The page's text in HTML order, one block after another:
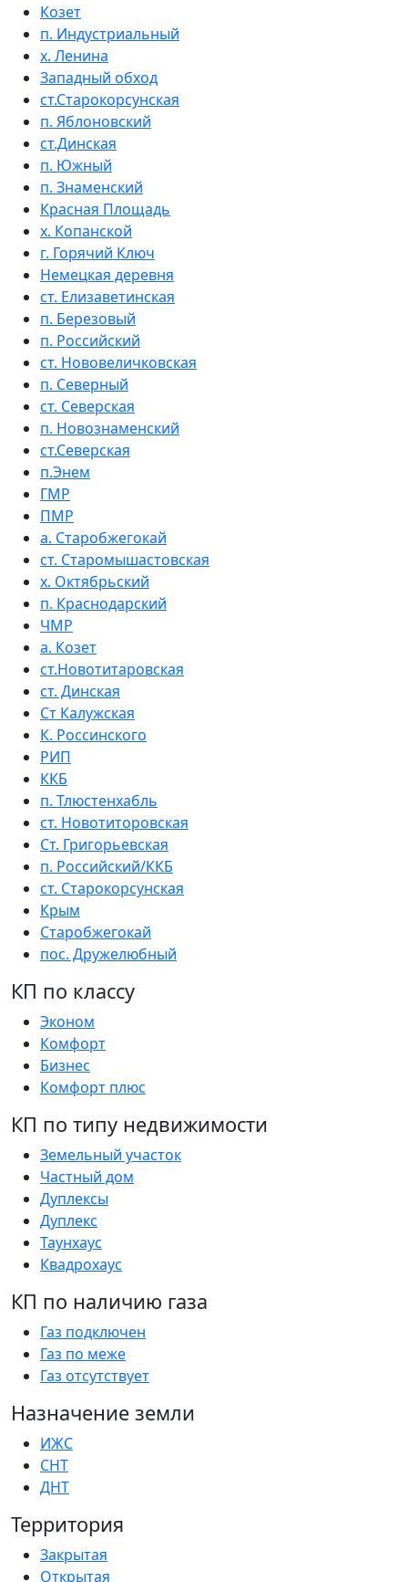
Козет
п. Индустриальный
х. Ленина
Западный обход
ст.Старокорсунская
п. Яблоновский
ст.Динская
п. Южный
п. Знаменский
Красная Площадь
х. Копанской
г. Горячий Ключ
Немецкая деревня
ст. Елизаветинская
п. Березовый
п. Российский
ст. Нововеличковская
п. Северный
ст. Северская
п. Новознаменский
ст.Северская
п.Энем
ГМР
ПМР
а. Старобжегокай
ст. Старомышастовская
х. Октябрьский
п. Краснодарский
ЧМР
а. Козет
ст.Новотитаровская
ст. Динская
Ст Калужская
К. Россинского
РИП
ККБ
п. Тлюстенхабль
ст. Новотиторовская
Ст. Григорьевская
п. Российский/ККБ
ст. Старокорсунская
Крым
Старобжегокай
пос. Дружелюбный
КП по классу
Эконом
Комфорт
Бизнес
Комфорт плюс
КП по типу недвижимости
Земельный участок
Частный дом
Дуплексы
Дуплекс
Таунхаус
Квадрохаус
КП по наличию газа
Газ подключен
Газ по меже
Газ отсутствует
Назначение земли
ИЖС
СНТ
ДНТ
Территория
Закрытая
Открытая